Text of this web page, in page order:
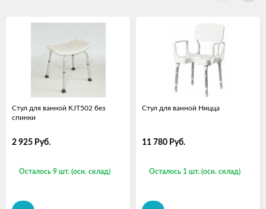
Стул для ванной KJT502 без
спинки
2 925 Руб.
Осталось 9 шт. (осн. склад)
Стул для ванной Ницца
11 780 Руб.
Осталось 1 шт. (осн. склад)